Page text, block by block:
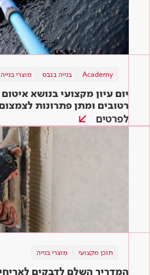
Academy בנייה בגבס מוצרי בנייה
יום עיון מקצועי בנושא
רטובים ומתן פתרונות
ועד הגמר
לפרטים
תוכן מקצועי מוצרי בנייה
המדריך השלם לדבקים